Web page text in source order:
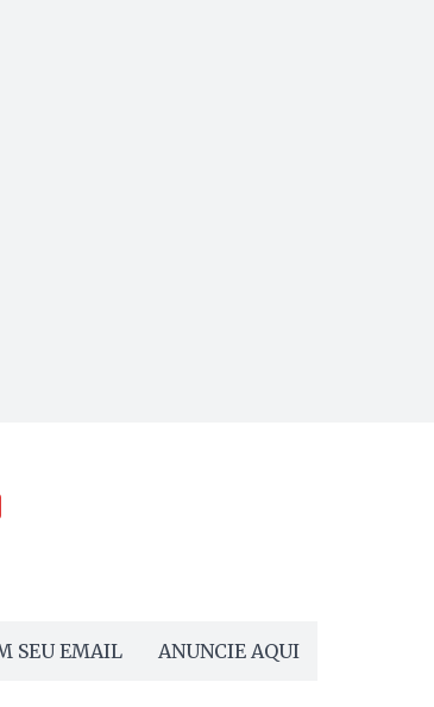
SEU EMAIL ANUNCIE AQUI